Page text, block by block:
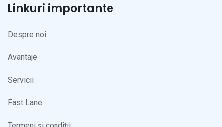
Linkuri importante
Despre noi
Avantaje
Servicii
Fast Lane
Termeni și condiții